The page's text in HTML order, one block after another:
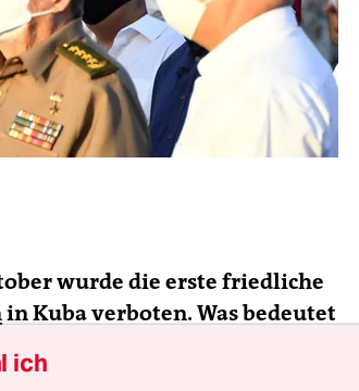
wurde die erste friedliche
in Kuba verboten. Was bedeutet
ich